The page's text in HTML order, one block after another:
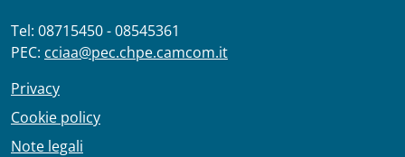
Tel: 08715450 - 08545361
PEC: cciaa@pec.chpe.camcom.it
Privacy
Cookie policy
Note legali